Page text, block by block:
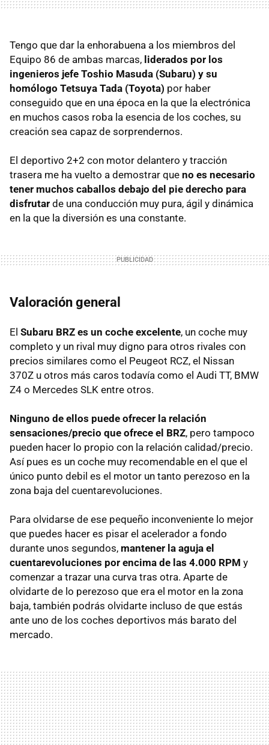
Tengo que dar la enhorabuena a los miembros del
Equipo 86 de ambas marcas, liderados por los
ingenieros jefe Toshio Masuda (Subaru) y su
homólogo Tetsuya Tada (Toyota) por haber
conseguido que en una época en la que la electrónica
en muchos casos roba la esencia de los coches, su
creación sea capaz de sorprendernos.
El deportivo 2+2 con motor delantero y tracción
trasera me ha vuelto a demostrar que no es necesario
tener muchos caballos debajo del pie derecho para
disfrutar de una conducción muy pura, ágil y dinámica
en la que la diversión es una constante.
Valoración general
El Subaru BRZ es un coche excelente, un coche muy
completo y un rival muy digno para otros rivales con
precios similares como el Peugeot RCZ, el Nissan
370Z u otros más caros todavía como el Audi TT, BMW
Z4 o Mercedes SLK entre otros.
Ninguno de ellos puede ofrecer la relación
sensaciones/precio que ofrece el BRZ, pero tampoco
pueden hacer lo propio con la relación calidad/precio.
Así pues es un coche muy recomendable en el que el
único punto debil es el motor un tanto perezoso en la
zona baja del cuentarevoluciones.
Para olvidarse de ese pequeño inconveniente lo mejor
que puedes hacer es pisar el acelerador a fondo
durante unos segundos, mantener la aguja el
cuentarevoluciones por encima de las 4.000 RPM y
comenzar a trazar una curva tras otra. Aparte de
olvidarte de lo perezoso que era el motor en la zona
baja, también podrás olvidarte incluso de que estás
ante uno de los coches deportivos más barato del
mercado.